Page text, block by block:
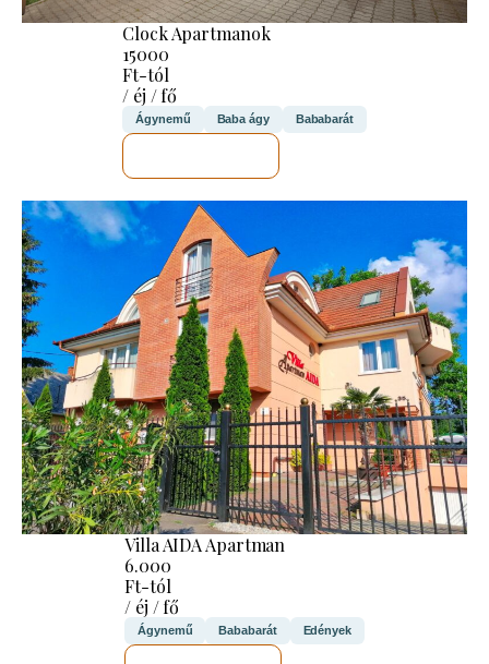
Clock Apartmanok
15000
Ft-tól
/ éj / fő
Ágynemű Baba ágy Bababarát
Villa AIDA Apartman
6.000
Ft-tól
/ éj / fő
Ágynemű Bababarát Edények